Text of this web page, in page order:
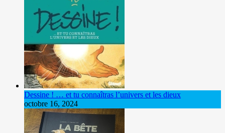
Dessine ! … et tu connaîtras l’univers et les dieux
octobre 16, 2024